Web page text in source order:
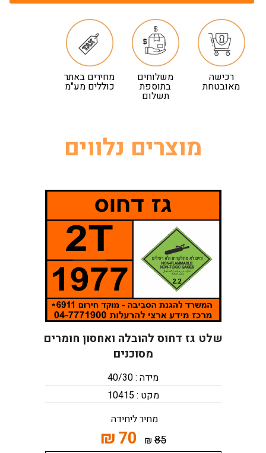
רכישה
מאובטחת
משלוחים
בתוספת
תשלום
מחירים באתר
כוללים מע"מ
מוצרים נלווים
שלט גז דחוס להובלה ואחסון חומרים
מסוכנים
מידה : 40/30
מקט : 10415
מחיר ליחידה
85
₪
70
₪